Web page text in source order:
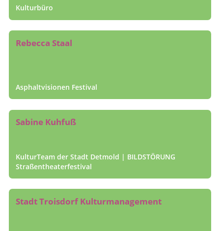
Kulturbüro
Rebecca Staal
Asphaltvisionen Festival
Sabine Kuhfuß
KulturTeam der Stadt Detmold | BILDSTÖRUNG
Straßen­theater­festival
Stadt Troisdorf Kultur­management